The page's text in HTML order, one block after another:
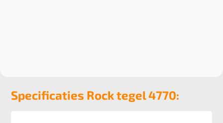
Specificaties Rock tegel 4770: